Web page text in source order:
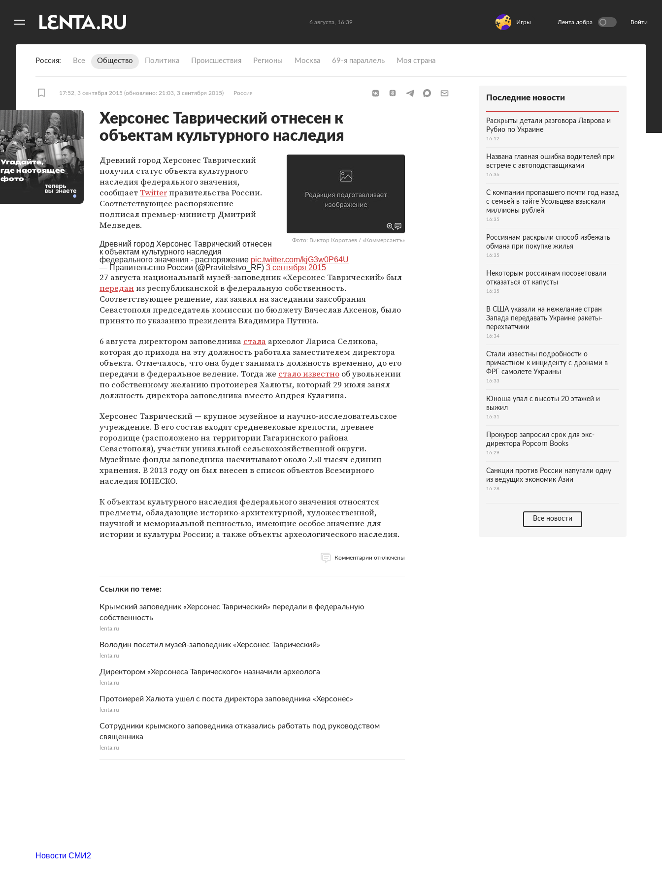
6 августа, 16:39 Игры Лента добра Войти
Россия Все Общество Политика Происшествия Регионы Москва 69-я параллель Моя страна
17:52, 3 сентября 2015 (обновлено: 21:03, 3 сентября 2015) Россия
Херсонес Таврический отнесен к
объектам культурного наследия
Фото: Виктор Коротаев / «Коммерсантъ»
Древний город Херсонес Таврический
получил статус объекта культурного
наследия федерального значения,
сообщает Twitterправительства России.
Соответствующее распоряжение
подписал премьер-министр Дмитрий
Медведев.
Древний город Херсонес Таврический отнесен
к объектам культурного наследия
федерального значения - распоряжение pic.twitter.com/kjG3w0P64U
— Правительство России (@Pravitelstvo_RF) 3 сентября 2015
27 августа национальный музей-заповедник «Херсонес Таврический» был
переданиз республиканской в федеральную собственность.
Соответствующее решение, как заявил на заседании заксобрания
Севастополя председатель комиссии по бюджету Вячеслав Аксенов, было
принято по указанию президента Владимира Путина.
6 августа директором заповедника стала археолог Лариса Седикова,
которая до прихода на эту должность работала заместителем директора
объекта. Отмечалось, что она будет занимать должность временно, до его
передачи в федеральное ведение. Тогда же стало известно об увольнении
по собственному желанию протоиерея Халюты, который 29 июля занял
должность директора заповедника вместо Андрея Кулагина.
Херсонес Таврический — крупное музейное и научно-исследовательское
учреждение. В его состав входят средневековые крепости, древнее
городище (расположено на территории Гагаринского района
Севастополя), участки уникальной сельскохозяйственной округи.
Музейные фонды заповедника насчитывают около 250 тысяч единиц
хранения. В 2013 году он был внесен в список объектов Всемирного
наследия ЮНЕСКО.
К объектам культурного наследия федерального значения относятся
предметы, обладающие историко-архитектурной, художественной,
научной и мемориальной ценностью, имеющие особое значение для
истории и культуры России; а также объекты археологического наследия.
Комментарии отключены
Ссылки по теме
Крымский заповедник «Херсонес Таврический» передали в федеральную
собственность
lenta.ru
Володин посетил музей-заповедник «Херсонес Таврический»
lenta.ru
Директором «Херсонеса Таврического» назначили археолога
lenta.ru
Протоиерей Халюта ушел с поста директора заповедника «Херсонес»
lenta.ru
Сотрудники крымского заповедника отказались работать под руководством
священника
lenta.ru
Угадайте,
где настоящее
фото
Последние новости
Раскрыты детали разговора Лаврова и
Рубио по Украине
16:12
Названа главная ошибка водителей при
встрече с автоподставщиками
16:36
С компании пропавшего почти год назад
с семьей в тайге Усольцева взыскали
миллионы рублей
16:35
Россиянам раскрыли способ избежать
обмана при покупке жилья
16:35
Некоторым россиянам посоветовали
отказаться от капусты
16:35
В США указали на нежелание стран
Запада передавать Украине ракеты-
перехватчики
16:34
Стали известны подробности о
причастном к инциденту с дронами в
ФРГ самолете Украины
16:33
Юноша упал с высоты 20 этажей и
выжил
16:31
Прокурор запросил срок для экс-
директора Popcorn Books
16:29
Санкции против России напугали одну
из ведущих экономик Азии
16:28
Все новости
Новости СМИ2